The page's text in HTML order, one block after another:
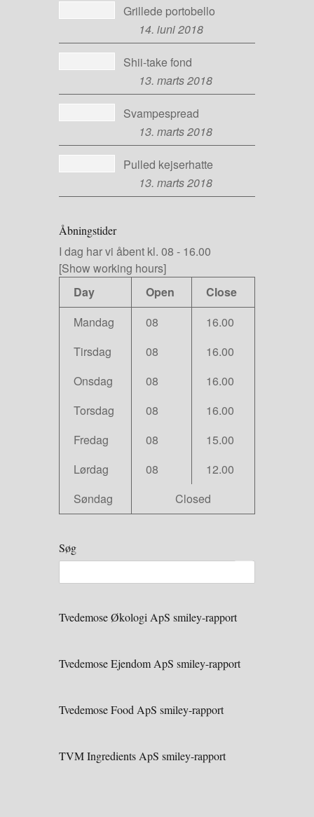
Grillede portobello
14. juni 2018
Shii-take fond
13. marts 2018
Svampespread
13. marts 2018
Pulled kejserhatte
13. marts 2018
Åbningstider
I dag har vi åbent kl. 08 - 16.00
[Show working hours]
Day
Open
Close
Mandag
08
16.00
Tirsdag
08
16.00
Onsdag
08
16.00
Torsdag
08
16.00
Fredag
08
15.00
Lørdag
08
12.00
Søndag
Closed
Søg
Tvedemose Økologi ApS smiley-rapport
Tvedemose Ejendom ApS smiley-rapport
Tvedemose Food ApS smiley-rapport
TVM Ingredients ApS smiley-rapport